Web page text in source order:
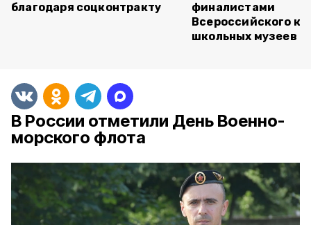
благодаря соцконтракту
финалистами
Всероссийского
школьных музеев
В России отметили День Военно-
морского флота